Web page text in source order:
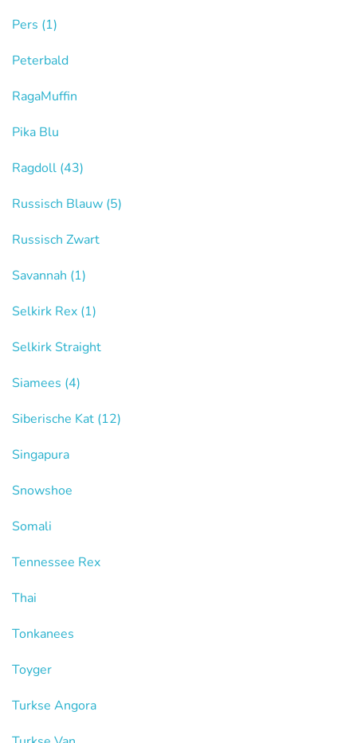
Pers (1)
Peterbald
RagaMuffin
Pika Blu
Ragdoll (43)
Russisch Blauw (5)
Russisch Zwart
Savannah (1)
Selkirk Rex (1)
Selkirk Straight
Siamees (4)
Siberische Kat (12)
Singapura
Snowshoe
Somali
Tennessee Rex
Thai
Tonkanees
Toyger
Turkse Angora